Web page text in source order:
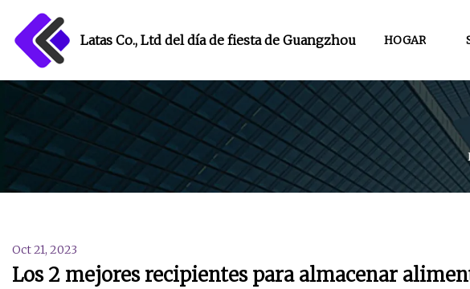
Latas Co., Ltd del día de fiesta de Guangzhou HOGAR
Oct 21, 2023
Los 2 mejores recipientes para almacenar